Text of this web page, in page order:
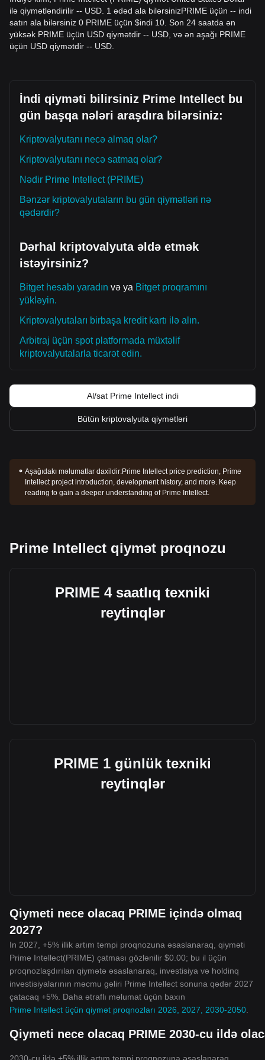
qırılmasını gözləyin.
Trend İnvestorları
• Qiymət uğurla$8.20-ni keçərsə, yeni yüksələn trend
formalaşa bilər.
• Bazar
qoruduqca, orta-uzunmüddətli yüksələn struktur toxunulmaz
qalır; bu, güclü Series A maliyyələşməsi və $1B
Trend Xülasəsi
Qısa müddətdə Prime Intellect son 7 gündə qiymət
baxımından
diapazon daxilində
bazar sentimenti ümumilikdə
Neytraldan ehtiyatlıya
meyillidir. Tədarükçülər (treyderlər) hazırda mövcud
dəyişkənlik sıxılmasını qıracaq qəti katalizatoru gözləyirlər.
Bazar Görünüşü
hədəf səviyyə$9.50ola bilər.
Əgər Prime Intellect-in qiyməti $6.85 -dən aşağı düşərsə,
növbəti mənfi istiqamətli hədəf
Müxtəlif analitik rəyləri sintez edərək konsensus belədir:
Prime Intellect qısa müddətdə dalğalanma və ya
üzərində qaldığı müddətcə, orta müddətli trendin
ilə qiymətləndirilir -- USD. 1 ədəd ala bilərsinizPRIME üçün -- indi
satın ala bilərsiniz 0 PRIME üçün $indi 10. Son 24 saatda ən
yüksək PRIME üçün USD qiymətdir -- USD, və ən aşağı PRIME
üçün USD qiymətdir -- USD.
İndi qiyməti bilirsiniz Prime Intellect bu
gün başqa nələri araşdıra bilərsiniz:
Kriptovalyutanı necə almaq olar?
Kriptovalyutanı necə satmaq olar?
Nədir Prime Intellect (PRIME)
Bənzər kriptovalyutaların bu gün qiymətləri nə
qədərdir?
Dərhal kriptovalyuta əldə etmək
istəyirsiniz?
Bitget hesabı yaradın və ya Bitget proqramını
yükləyin.
Kriptovalyutaları birbaşa kredit kartı ilə alın.
Arbitraj üçün spot platformada müxtəlif
kriptovalyutalarla ticarət edin.
Al/sat Prime Intellect indi
Bütün kriptovalyuta qiymətləri
Aşağıdakı məlumatlar daxildir:Prime Intellect price prediction, Prime
Intellect project introduction, development history, and more. Keep
reading to gain a deeper understanding of Prime Intellect.
Prime Intellect qiymət proqnozu
PRIME 4 saatlıq texniki
reytinqlər
PRIME 1 günlük texniki
reytinqlər
Qiymeti nece olacaq PRIME içində olmaq
2027?
In 2027, +5% illik artım tempi proqnozuna əsaslanaraq, qiyməti
Prime Intellect(PRIME) çatması gözlənilir $0.00; bu il üçün
proqnozlaşdırılan qiymətə əsaslanaraq, investisiya və holdinq
investisiyalarının məcmu gəliri Prime Intellect sonuna qədər 2027
çatacaq +5%. Daha ətraflı məlumat üçün baxın
Prime Intellect üçün qiymət proqnozları 2026, 2027, 2030-2050
Qiymeti nece olacaq PRIME 2030-cu ildə